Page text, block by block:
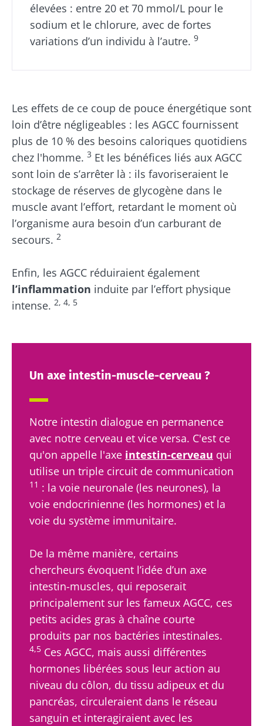
élevées : entre 20 et 70 mmol/L pour le
sodium et le chlorure, avec de fortes
variations d’un individu à l’autre. 9
Les effets de ce coup de pouce énergétique sont
loin d’être négligeables : les AGCC fournissent
plus de 10 % des besoins caloriques quotidiens
chez l'homme. 3 Et les bénéfices liés aux AGCC
sont loin de s’arrêter là : ils favoriseraient le
stockage de réserves de glycogène dans le
muscle avant l’effort, retardant le moment où
l’organisme aura besoin d’un carburant de
secours. 2
Enfin, les AGCC réduiraient également
l’inflammation induite par l’effort physique
intense. 2, 4, 5
Un axe intestin-muscle-cerveau ?
Notre intestin dialogue en permanence
avec notre cerveau et vice versa. C'est ce
qu'on appelle l'axe intestin-cerveau qui
utilise un triple circuit de communication
11 : la voie neuronale (les neurones), la
voie endocrinienne (les hormones) et la
voie du système immunitaire.
De la même manière, certains
chercheurs évoquent l’idée d’un axe
intestin-muscles, qui reposerait
principalement sur les fameux AGCC, ces
petits acides gras à chaîne courte
produits par nos bactéries intestinales.
4,5 Ces AGCC, mais aussi différentes
hormones libérées sous leur action au
niveau du côlon, du tissu adipeux et du
pancréas, circuleraient dans le réseau
sanguin et interagiraient avec les
Redirection
Institute
Se tenir informé
recevez une fois par mois "The Essential"
pour rester au courant des dernières
actualités sur le microbiote.
Je souhaite m'inscrire afin de recevoir
J’ai lu et accepte lesCGUet lapolitique de
protection des donnéesdu Biocodex
Microbiota Institute
* Champs obligatoires
Ne partez pas si vite !
Rejoignez la communauté du microbiote et
recevez une fois par mois "The Essential"
pour rester au courant des dernières
actualités sur le microbiote.
Je souhaite m'inscrire afin de recevoir
d'autres actualités de Biocodex
J’ai lu et accepte les
Microbiota Institute
Découvrir
Kéfir : un allié
naturel de
microbiote ?
pétillant,
acidulé et
naturellement
riche en
micro-
organismes
vivants, le
kéfir séduit de
plus e...
En savoir plus
Yaourts,
les grands
alliés de
votre
microbiote
Vous êtes
plutôt
yaourt,
fromage
blanc ou
skyr ? Ces
laitières
ont un
point
commun :
elles
chou...
En savoir